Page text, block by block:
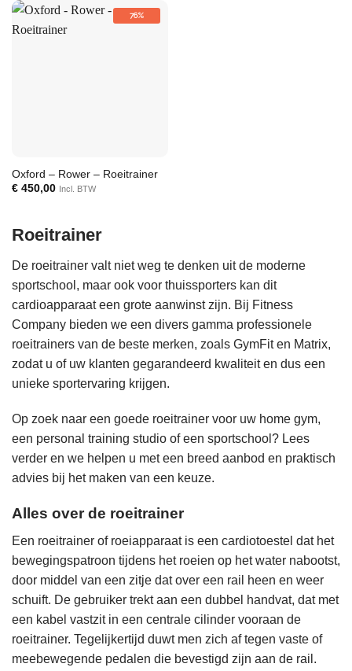
76%
Oxford – Rower – Roeitrainer
€450,00 Incl. BTW
Roeitrainer
De roeitrainer valt niet weg te denken uit de moderne
sportschool, maar ook voor thuissporters kan dit
cardioapparaat een grote aanwinst zijn. Bij Fitness
Company bieden we een divers gamma professionele
roeitrainers van de beste merken, zoals GymFit en Matrix,
zodat u of uw klanten gegarandeerd kwaliteit en dus een
unieke sportervaring krijgen.
Op zoek naar een goede roeitrainer voor uw home gym,
een personal training studio of een sportschool? Lees
verder en we helpen u met een breed aanbod en praktisch
advies bij het maken van een keuze.
Alles over de roeitrainer
Een roeitrainer of roeiapparaat is een cardiotoestel dat het
bewegingspatroon tijdens het roeien op het water nabootst,
door middel van een zitje dat over een rail heen en weer
schuift. De gebruiker trekt aan een dubbel handvat, dat met
een kabel vastzit in een centrale cilinder vooraan de
roeitrainer. Tegelijkertijd duwt men zich af tegen vaste of
meebewegende pedalen die bevestigd zijn aan de rail.